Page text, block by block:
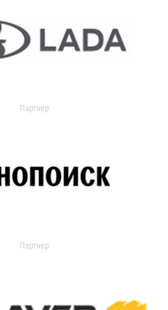
Партнер
Партнер